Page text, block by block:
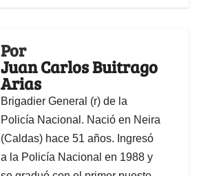
Por
Juan Carlos Buitrago
Arias
Brigadier General (r) de la
Policía Nacional. Nació en Neira
(Caldas) hace 51 años. Ingresó
a la Policía Nacional en 1988 y